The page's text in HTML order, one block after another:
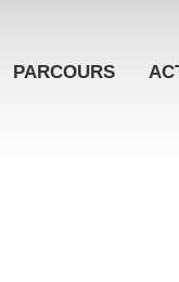
PARCOURS